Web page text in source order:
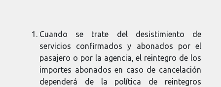
Cuando se trate del desistimiento de
servicios confirmados y abonados por el
pasajero o por la agencia, el reintegro de los
importes abonados en caso de cancelación
dependerá de la política de reintegros